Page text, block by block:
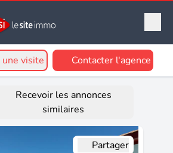
visite Contacter l'agence
Recevoir les annonces
similaires
Partager